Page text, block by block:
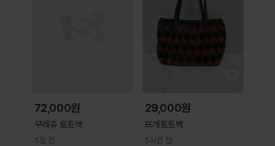
72,000원
꾸레쥬 토트백
5일 전
29,000원
뜨개토트백
5시간 전